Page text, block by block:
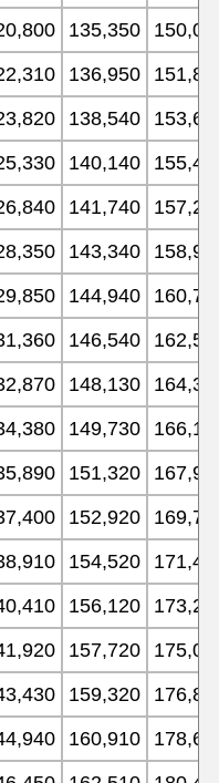
135,350
136,950
138,540
140,140
141,740
143,340
144,940
146,540
148,130
149,730
151,320
152,920
154,520
156,120
157,720
159,320
160,910